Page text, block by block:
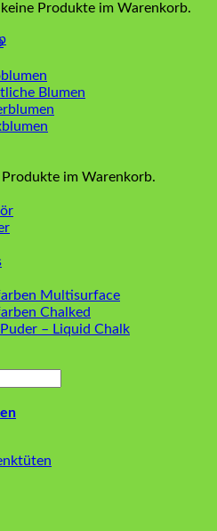
keine Produkte im Warenkorb.
Produkte im Warenkorb.
Blumen
Multisurface
Chalked
– Liquid Chalk